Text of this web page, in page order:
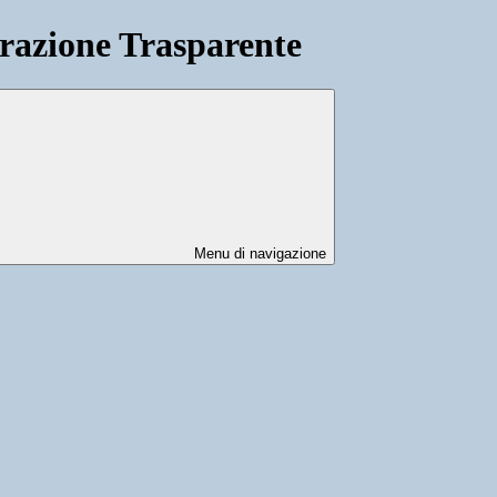
Trasparente
Menu di navigazione